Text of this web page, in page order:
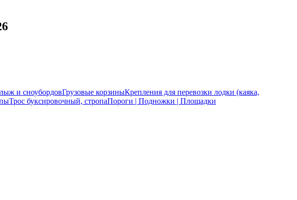
и сноубордовГрузовые корзиныКрепления для перевозки лодки (каяка,
Трос буксировочный, стропаПороги | Подножки | Площадки